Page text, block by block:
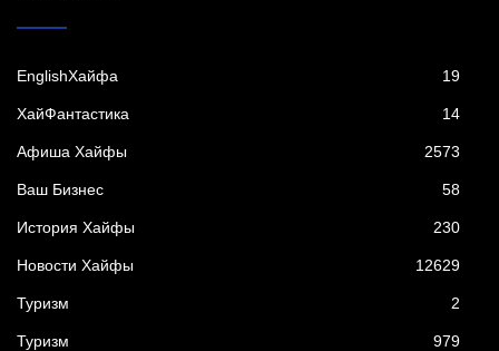
EnglishХайфа 19
XайФантастика 14
Афиша Хайфы 2573
Ваш Бизнес 58
История Хайфы 230
Новости Хайфы 12629
Туризм 2
Туризм 979